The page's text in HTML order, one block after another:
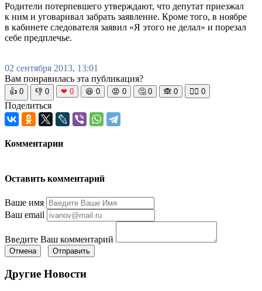
Родители потерпевшего утверждают, что депутат приезжал
к ним и уговаривал забрать заявление. Кроме того, в ноябре
в кабинете следователя заявил «Я этого не делал» и порезал
себе предплечье.
02 сентября 2013, 13:01
Вам понравилась эта публикация?
👍 0 👎 0 ❤ 0 😆 0 😡 0 🤔 0 🙈 0 🧘‍♀️ 0
Поделиться
Комментарии
Оставить комментарий
Ваше имя
Ваш email
Введите Ваш комментарий
Отмена Отправить
Другие Новости